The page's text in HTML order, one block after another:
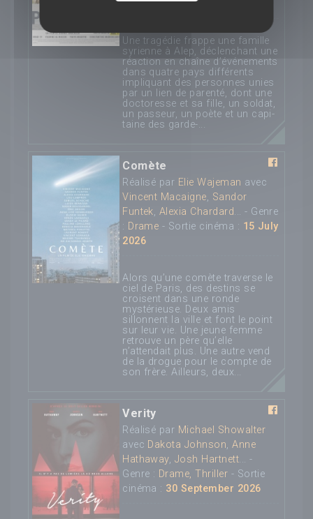
2026
Une tra­gé­die frappe une famille
syrienne à Alep, déclen­chant une
réac­tion en chaîne d’é­vé­ne­ments
dans quatre pays dif­fé­rents
impli­quant des per­sonnes unies
par un lien de paren­té, dont une
doc­to­resse et sa fille, un sol­dat,
un pas­seur, un poète et un capi­
taine des garde-...
Comète
Réalisé par Elie Wajeman avec
Vincent Macaigne, Sandor
Funtek, Alexia Chardard... - Genre
: Drame - Sortie cinéma : 15 July
2026
Alors qu’une comète traverse le
ciel de Paris, des destins se
croisent dans une ronde
mystérieuse. Deux amis
sillonnent la ville et font le point
sur leur vie. Une jeune femme
retrouve un père qu’elle
n’attendait plus. Une autre vend
de la drogue pour le compte de
son frère. Ailleurs, deux...
Verity
Réalisé par Michael Showalter
avec Dakota Johnson,Anne
Hathaway, Josh Hartnett... -
Genre : Drame, Thriller - Sortie
cinéma : 30 September 2026